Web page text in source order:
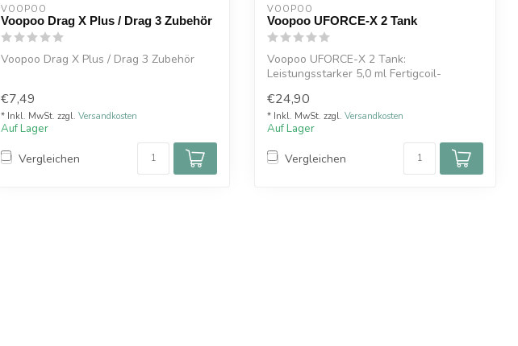
VOOPOO
Voopoo Drag X Plus / Drag 3 Zubehör
Voopoo Drag X Plus / Drag 3 Zubehör
€7,49
* Inkl. MwSt. zzgl. Versandkosten
Auf Lager
Vergleichen
VOOPOO
Voopoo UFORCE-X 2 Tank
Voopoo UFORCE-X 2 Tank:
Leistungsstarker 5,0 ml Fertigcoil-
€24,90
* Inkl. MwSt. zzgl. Versandkosten
Auf Lager
Vergleichen